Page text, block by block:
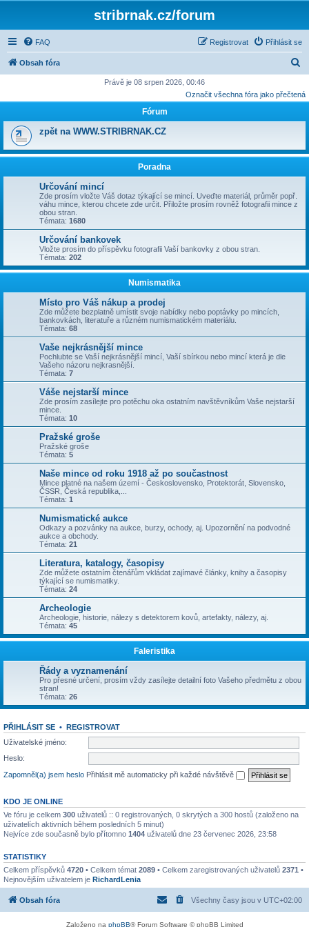
stribrnak.cz/forum
FAQ Přihlásit se
Registrovat
Obsah fóra
e
Právě je 08 srpen 2026, 00:46
Označit všechna fóra jako přečtená
Fórum
zpět na WWW.STRIBRNAK.CZ
Poradna
Určování mincí
Zde prosím vložte Váš dotaz týkající se mincí. Uveďte materiál, průměr popř.
váhu mince, kterou chcete zde určit. Přiložte prosím rovněž fotografii mince z
obou stran.
Témata: 1680
Určování bankovek
Vložte prosím do příspěvku fotografii Vaší bankovky z obou stran.
Témata: 202
Numismatika
Místo pro Váš nákup a prodej
Zde můžete bezplatně umístit svoje nabídky nebo poptávky po mincích,
bankovkách, literatuře a různém numismatickém materiálu.
Témata: 68
Vaše nejkrásnější mince
Pochlubte se Vaší nejkrásnější mincí, Vaší sbírkou nebo mincí která je dle
Vašeho názoru nejkrasnější.
Témata: 7
Váše nejstarší mince
Zde prosím zasílejte pro potěchu oka ostatním navštěvníkům Vaše nejstarší
mince.
Témata: 10
Pražské groše
Pražské groše
Témata: 5
Naše mince od roku 1918 až po součastnost
Mince platné na našem území - Československo, Protektorát, Slovensko,
ČSSR, Česká republika,...
Témata: 1
Numismatické aukce
Odkazy a pozvánky na aukce, burzy, ochody, aj. Upozornění na podvodné
aukce a obchody.
Témata: 21
Literatura, katalogy, časopisy
Zde můžete ostatním čtenářům vkládat zajímavé články, knihy a časopisy
týkající se numismatiky.
Témata: 24
Archeologie
Archeologie, historie, nálezy s detektorem kovů, artefakty, nálezy, aj.
Témata: 45
Faleristika
Řády a vyznamenání
Pro přesné určení, prosím vždy zasílejte detailní foto Vašeho předmětu z obou
stran!
Témata: 26
PŘIHLÁSIT SE • REGISTROVAT
Uživatelské jméno:
Heslo:
Zapomněl(a) jsem heslo Přihlásit mě automaticky při každé návštěvě
KDO JE ONLINE
Ve fóru je celkem 300 uživatelů :: 0 registrovaných, 0 skrytých a 300 hostů (založeno na
uživatelích aktivních během posledních 5 minut)
Nejvíce zde současně bylo přítomno 1404 uživatelů dne 23 červenec 2026, 23:58
STATISTIKY
Celkem příspěvků 4720 • Celkem témat 2089 • Celkem zaregistrovaných uživatelů 2371 •
Nejnovějším uživatelem je RichardLenia
Obsah fóra Všechny časy jsou v UTC+02:00
Založeno na phpBB® Forum Software © phpBB Limited